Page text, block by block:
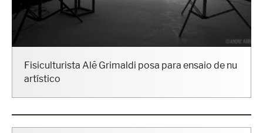
Fisiculturista Alê Grimaldi posa para ensaio de nu
artístico